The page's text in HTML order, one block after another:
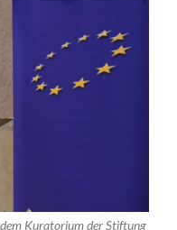
Kuratorium der Stiftung